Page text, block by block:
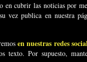
en cubrir las noticias por
vez publica en nuestra
en nuestras redes
texto. Por supuesto,